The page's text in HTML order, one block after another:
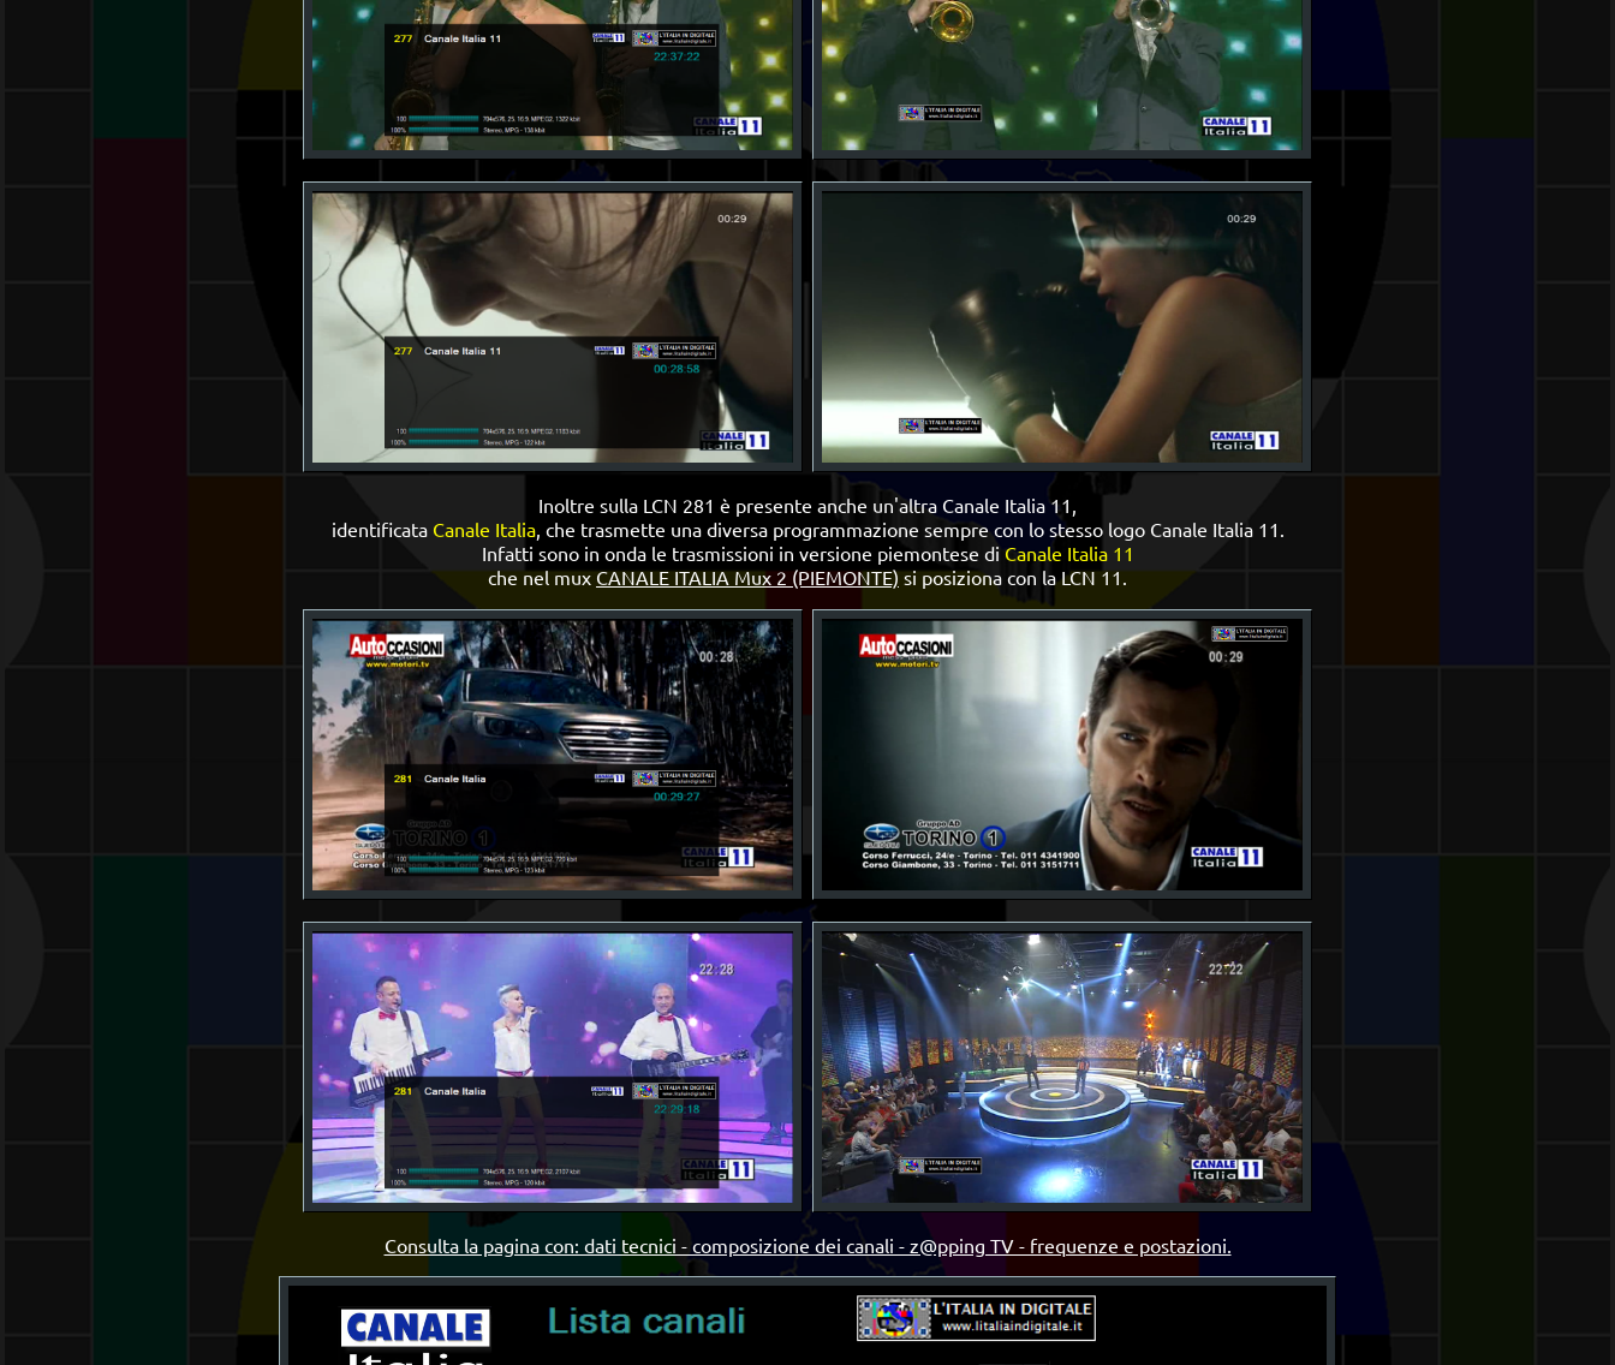
Inoltre sulla LCN 281 è presente anche un'altra Canale Italia 11,
identificata Canale Italia, che trasmette una diversa programmazione sempre con lo stesso logo Canale Italia 11.
Infatti sono in onda le trasmissioni in versione piemontese di Canale Italia 11
che nel muxCANALE ITALIA Mux 2 (PIEMONTE)si posiziona con la LCN 11.
Consulta la pagina con: dati tecnici - composizione dei canali - z@pping TV - frequenze e postazioni.